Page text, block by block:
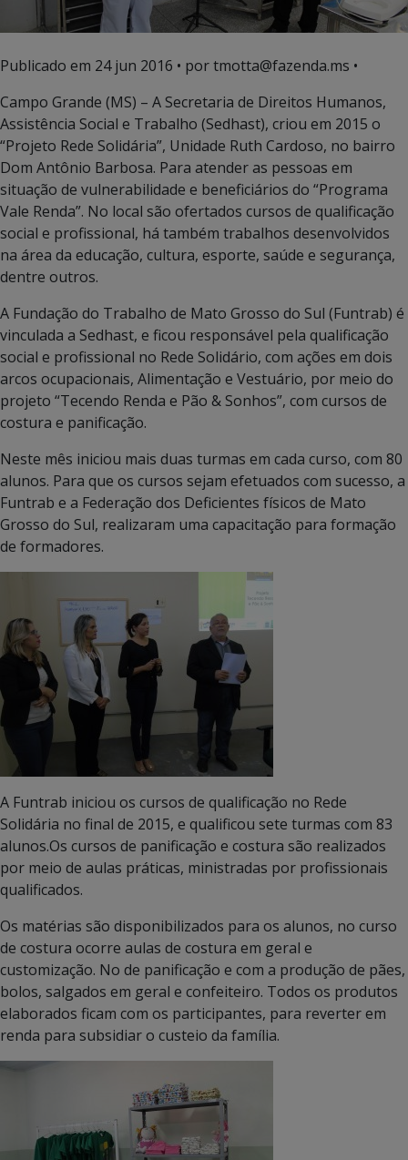
Publicado em 24 jun 2016 • por tmotta@fazenda.ms •
Campo Grande (MS) – A Secretaria de Direitos Humanos,
Assistência Social e Trabalho (Sedhast), criou em 2015 o
“Projeto Rede Solidária”, Unidade Ruth Cardoso, no bairro
Dom Antônio Barbosa. Para atender as pessoas em
situação de vulnerabilidade e beneficiários do “Programa
Vale Renda”. No local são ofertados cursos de qualificação
social e profissional, há também trabalhos desenvolvidos
na área da educação, cultura, esporte, saúde e segurança,
dentre outros.
A Fundação do Trabalho de Mato Grosso do Sul (Funtrab) é
vinculada a Sedhast, e ficou responsável pela qualificação
social e profissional no Rede Solidário, com ações em dois
arcos ocupacionais, Alimentação e Vestuário, por meio do
projeto “Tecendo Renda e Pão & Sonhos”, com cursos de
costura e panificação.
Neste mês iniciou mais duas turmas em cada curso, com 80
alunos. Para que os cursos sejam efetuados com sucesso, a
Funtrab e a Federação dos Deficientes físicos de Mato
Grosso do Sul, realizaram uma capacitação para formação
de formadores.
A Funtrab iniciou os cursos de qualificação no Rede
Solidária no final de 2015, e qualificou sete turmas com 83
alunos.Os cursos de panificação e costura são realizados
por meio de aulas práticas, ministradas por profissionais
qualificados.
Os matérias são disponibilizados para os alunos, no curso
de costura ocorre aulas de costura em geral e
customização. No de panificação e com a produção de pães,
bolos, salgados em geral e confeiteiro. Todos os produtos
elaborados ficam com os participantes, para reverter em
renda para subsidiar o custeio da família.